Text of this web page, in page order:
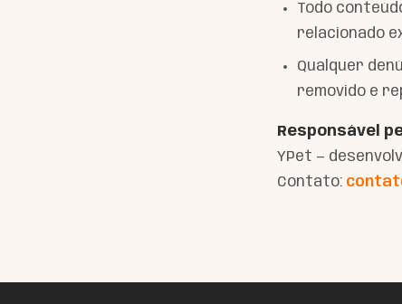
Todo
relacionado
Qualquer
removido e
Responsável
YPet —
Contato: